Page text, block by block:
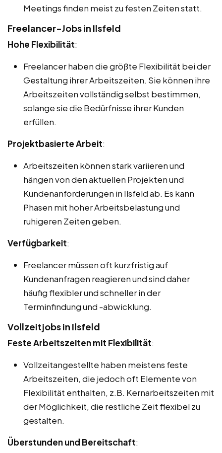
Meetings finden meist zu festen Zeiten statt.
Freelancer-Jobs in Ilsfeld
Hohe Flexibilität:
Freelancer haben die größte Flexibilität bei der
Gestaltung ihrer Arbeitszeiten. Sie können ihre
Arbeitszeiten vollständig selbst bestimmen,
solange sie die Bedürfnisse ihrer Kunden
erfüllen.
Projektbasierte Arbeit:
Arbeitszeiten können stark variieren und
hängen von den aktuellen Projekten und
Kundenanforderungen in Ilsfeld ab. Es kann
Phasen mit hoher Arbeitsbelastung und
ruhigeren Zeiten geben.
Verfügbarkeit:
Freelancer müssen oft kurzfristig auf
Kundenanfragen reagieren und sind daher
häufig flexibler und schneller in der
Terminfindung und -abwicklung.
Vollzeitjobs in Ilsfeld
Feste Arbeitszeiten mit Flexibilität:
Vollzeitangestellte haben meistens feste
Arbeitszeiten, die jedoch oft Elemente von
Flexibilität enthalten, z.B. Kernarbeitszeiten mit
der Möglichkeit, die restliche Zeit flexibel zu
gestalten.
Überstunden und Bereitschaft: